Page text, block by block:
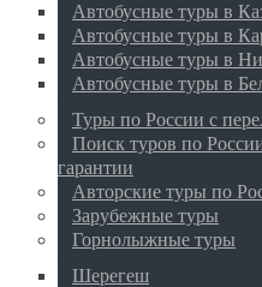
Автобусные туры в
Автобусные туры в
Автобусные туры в
Автобусные туры в
Туры по России с
Поиск туров по
гарантии
Авторские туры по
Зарубежные туры
Горнолыжные туры
Шерегеш